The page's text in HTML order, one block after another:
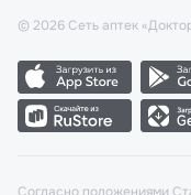
© 2026 Сеть аптек